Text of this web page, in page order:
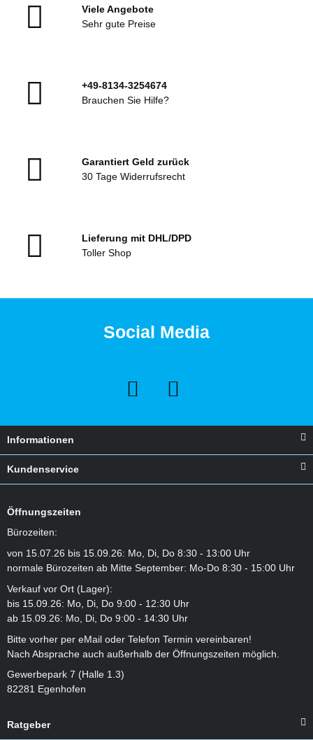
Viele Angebote
Sehr gute Preise
+49-8134-3254674
Brauchen Sie Hilfe?
Garantiert Geld zurück
30 Tage Widerrufsrecht
Lieferung mit DHL/DPD
Toller Shop
Social Media
Informationen
Kundenservice
Öffnungszeiten
Bürozeiten:
von 15.07.26 bis 15.09.26: Mo, Di, Do 8:30 - 13:00 Uhr
normale Bürozeiten ab Mitte September: Mo-Do 8:30 - 15:00 Uhr
Verkauf vor Ort (Lager):
bis 15.09.26: Mo, Di, Do 9:00 - 12:30 Uhr
ab 15.09.26: Mo, Di, Do 9:00 - 14:30 Uhr
Bitte vorher per eMail oder Telefon Termin vereinbaren!
Nach Absprache auch außerhalb der Öffnungszeiten möglich.
Gewerbepark 7 (Halle 1.3)
82281 Egenhofen
Ratgeber